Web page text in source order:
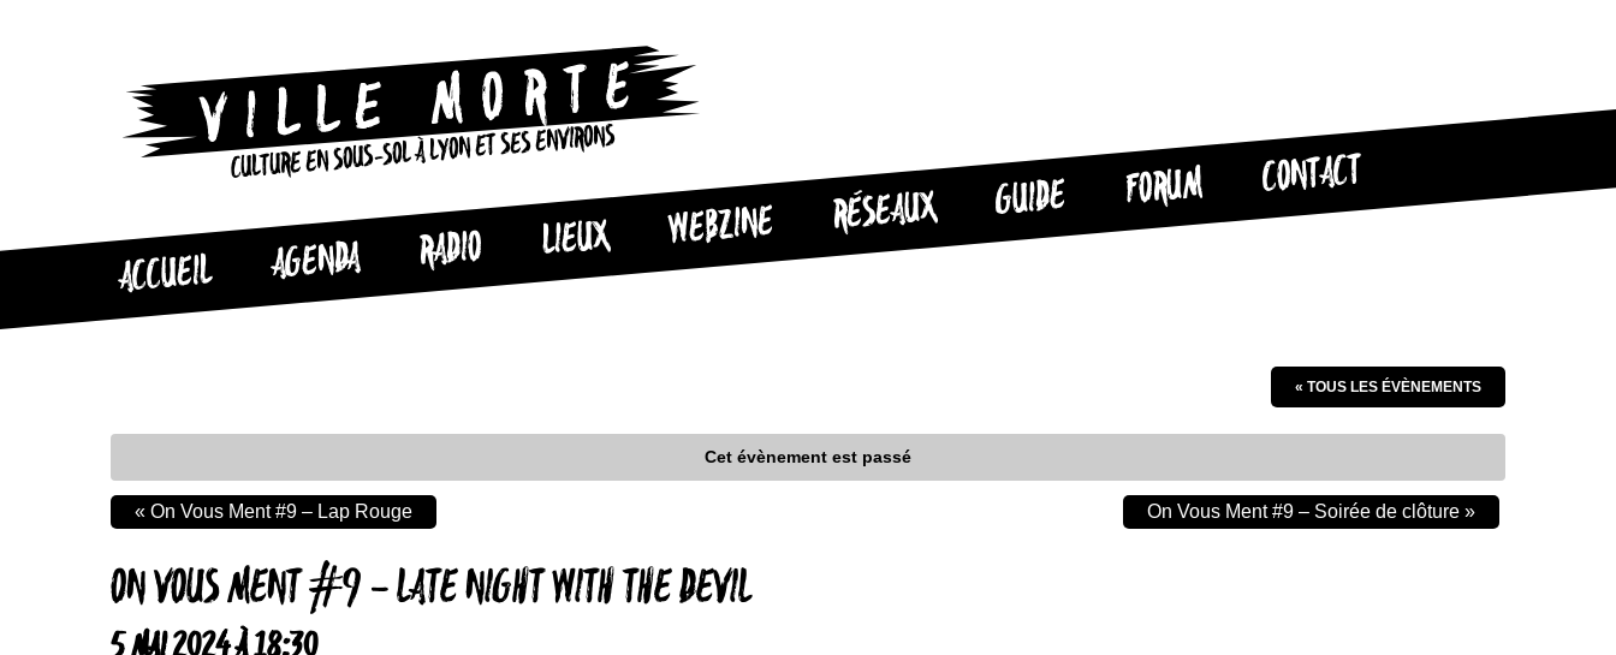
CULTURE EN SOUS-SOL À LYON ET SES ENVIRONS
ACCUEIL AGENDA RADIO LIEUX WEBZINE RÉSEAUX GUIDE FORUM CONTACT
« TOUS LES ÉVÈNEMENTS
Cet évènement est passé
ON VOUS MENT #9 – LATE NIGHT WITH THE DEVIL
« On Vous Ment #9 – Lap Rouge On Vous Ment #9 – Soirée de clôture »